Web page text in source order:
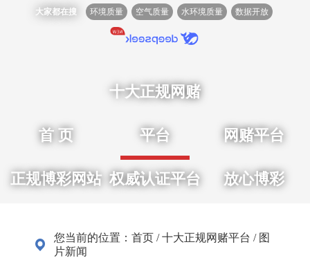
大家都在搜 环境质量 空气质量 水环境质量 数据开放
首 页
十大正规网赌
平台 网赌平台
正规博彩网站 权威认证平台 放心博彩
您当前的位置：首页 /十大正规网赌平台 / 图
片新闻